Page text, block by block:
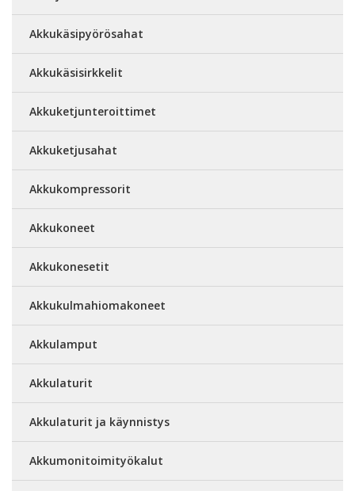
Akkukäsipyörösahat
Akkukäsisirkkelit
Akkuketjunteroittimet
Akkuketjusahat
Akkukompressorit
Akkukoneet
Akkukonesetit
Akkukulmahiomakoneet
Akkulamput
Akkulaturit
Akkulaturit ja käynnistys
Akkumonitoimityökalut